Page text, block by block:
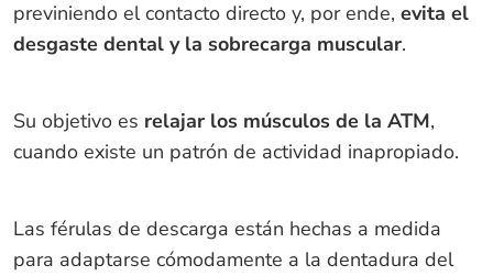
previniendo el contacto directo y, por ende, evita el
desgaste dental y la sobrecarga muscular.
Su objetivo es relajar los músculos de la ATM,
cuando existe un patrón de actividad inapropiado.
Las férulas de descarga están hechas a medida
para adaptarse cómodamente a la dentadura del